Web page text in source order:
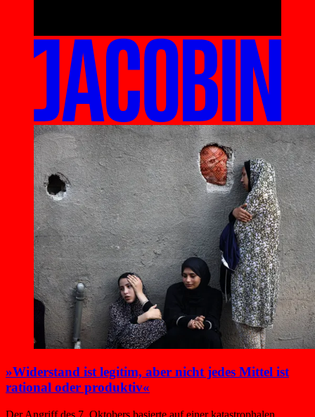
»Widerstand ist legitim, aber nicht jedes Mittel ist
rational oder produktiv«
Der Angriff des 7. Oktobers basierte auf einer katastrophalen